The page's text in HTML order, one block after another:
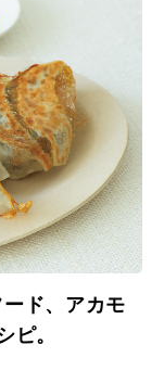
ド、アカモ
ピ。